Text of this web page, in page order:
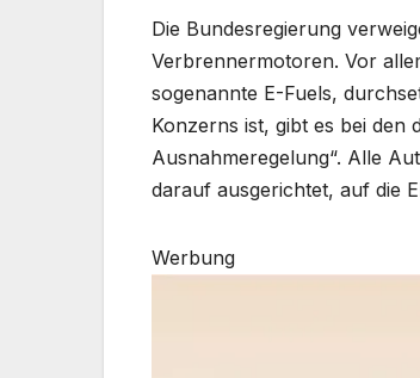
Die Bundesregierung
Verbrennermotoren. Vor
sogenannte E-Fuels,
Konzerns ist, gibt es bei
Ausnahmeregelung“. Alle
darauf ausgerichtet, auf die
Werbung